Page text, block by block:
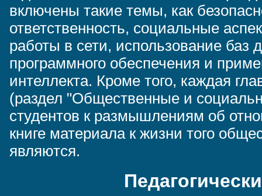
включены такие темы, как
ответственность, социальные
работы в сети, использование баз
программного обеспечения и
интеллекта. Кроме того, каждая
(раздел "Общественные и
студентов к размышлениям об
книге материала к жизни того
являются.